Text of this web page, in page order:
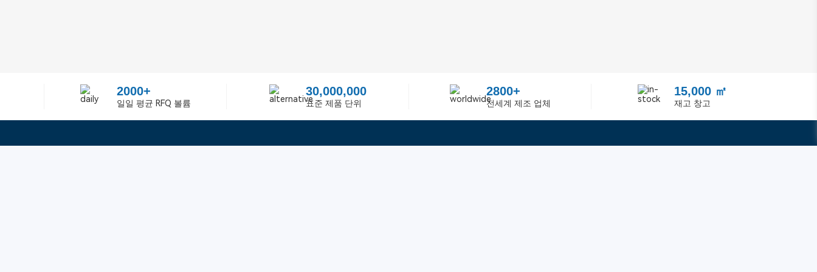
2000+
일일 평균 RFQ 볼륨
30,000,000
표준 제품 단위
2800+
전세계 제조 업체
15,000 ㎡
재고 창고